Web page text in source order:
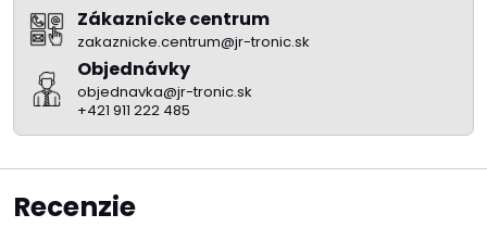
Zákaznícke centrum
zakaznicke.centrum@jr-tronic.sk
Objednávky
objednavka@jr-tronic.sk
+421 911 222 485
Recenzie